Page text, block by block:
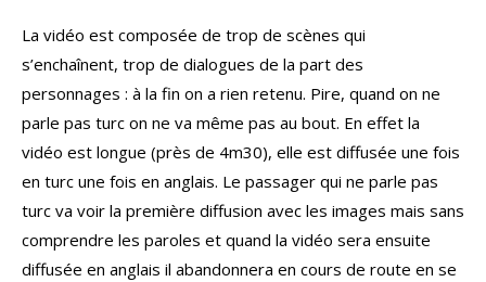
La vidéo est composée de trop de scènes qui
s’enchaînent, trop de dialogues de la part des
personnages : à la fin on a rien retenu. Pire, quand on ne
parle pas turc on ne va même pas au bout. En effet la
vidéo est longue (près de 4m30), elle est diffusée une fois
en turc une fois en anglais. Le passager qui ne parle pas
turc va voir la première diffusion avec les images mais sans
comprendre les paroles et quand la vidéo sera ensuite
diffusée en anglais il abandonnera en cours de route en se